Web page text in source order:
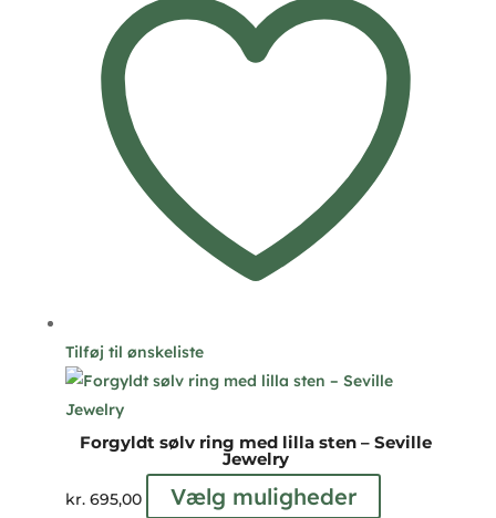
Tilføj til ønskeliste
Forgyldt sølv ring med lilla sten – Seville
Jewelry
kr.695,00 Vælg muligheder